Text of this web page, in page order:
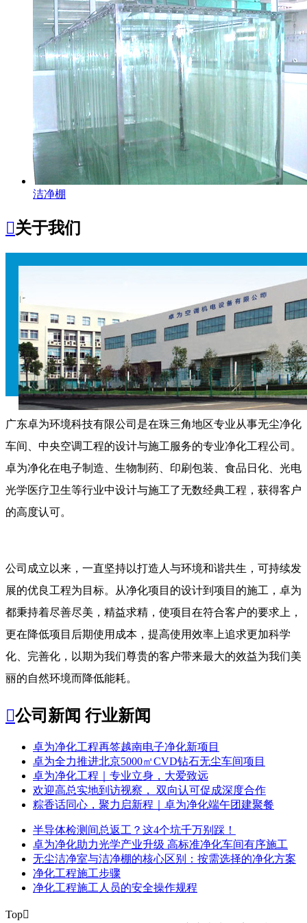
洁净棚
关于我们
广东卓为环境科技有限公司是在珠三角地区专业从事无尘净化
车间、中央空调工程的设计与施工服务的专业净化工程公司。
卓为净化在电子制造、生物制药、印刷包装、食品日化、光电
光学医疗卫生等行业中设计与施工了无数经典工程，获得客户
的高度认可。
公司成立以来，一直坚持以打造人与环境和谐共生，可持续发
展的优良工程为目标。从净化项目的设计到项目的施工，卓为
都秉持着尽善尽美，精益求精，使项目在符合客户的要求上，
更在降低项目后期使用成本，提高使用效率上追求更加科学
化、完善化，以期为我们尊贵的客户带来最大的效益为我们美
丽的自然环境而降低能耗。
公司新闻 行业新闻
​卓为净化工程再签越南电子净化新项目
卓为全力推进北京5000㎡CVD钻石无尘车间项目
卓为净化工程｜专业立身，大爱致远
欢迎高总实地到访视察， 双向认可促成深度合作
粽香话同心，聚力启新程｜卓为净化端午团建聚餐
半导体检测间总返工？这4个坑千万别踩！
卓为净化助力光学产业升级 高标准净化车间有序施工
无尘洁净室与洁净棚的核心区别：按需选择的净化方案
净化工程施工步骤
净化工程施工人员的安全操作规程
Top